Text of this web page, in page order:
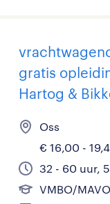
gratis
Hartog &
Oss
€ 16,00 -
32 - 60 uur,
VMBO/MAVO